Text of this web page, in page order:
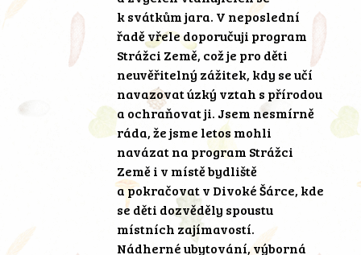
k svátkům jara. V neposlední
řadě vřele doporučuji program
Strážci Země, což je pro děti
neuvěřitelný zážitek, kdy se učí
navazovat úzký vztah s přírodou
a ochraňovat ji. Jsem nesmírně
ráda, že jsme letos mohli
navázat na program Strážci
Země i v místě bydliště
a pokračovat v Divoké Šárce, kde
se děti dozvěděly spoustu
místních zajímavostí.
Nádherné ubytování, výborná